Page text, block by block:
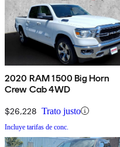
2020 RAM 1500 Big Horn
Crew Cab 4WD
$26,228 Trato justo
Incluye tarifas de conc.